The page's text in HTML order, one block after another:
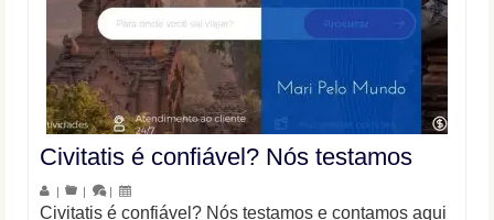
Civitatis é confiável? Nós testamos
| | |
Civitatis é confiável? Nós testamos e contamos aqui